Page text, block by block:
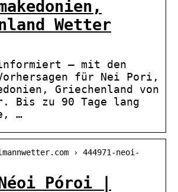
Wetter
– mit den
für Nei Pori,
Griechenland von
Bis zu 90 Tage lang
…
› 444971-neoi-
Póroi |